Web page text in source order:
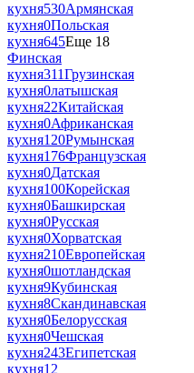
кухня530Армянская
кухня0Польская
кухня645Еще 18
Финская
кухня311Грузинская
кухня0латышская
кухня22Китайская
кухня0Африканская
кухня120Румынская
кухня176Французская
кухня0Датская
кухня100Корейская
кухня0Башкирская
кухня0Русская
кухня0Хорватская
кухня210Европейская
кухня0шотландская
кухня9Кубинская
кухня8Скандинавская
кухня0Белорусская
кухня0Чешская
кухня243Египетская
кухня12